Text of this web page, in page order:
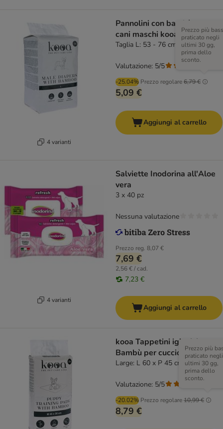
4 varianti
Pannolini con bambù per
cani maschi kooa
Taglia L: 53 - 76 cm, 12 pz
-25.04% Prezzo regolare6,79 €
Prezzo più
praticato negli
ultimi 30 gg,
prima dello
sconto.
5,09 €
Valutazione: 5/5
Aggiungi al carrello
4 varianti
Salviette Inodorina all'Aloe
vera
3 x 40 pz
Prezzo reg. 8,07 €
7,69 €
2,56 € / cad.
7,23 €
Nessuna valutazione
Aggiungi al carrello
kooa Tappetini igienici con
Bambù per cuccioli
Large: L 60 x P 45 cm, 30 pz
-20.02% Prezzo regolare10,99 €
Prezzo più
praticato negli
ultimi 30 gg,
prima dello
sconto.
8,79 €
Valutazione: 5/5